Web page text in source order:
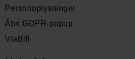
Personoplysninger
Åbn GDPR-popup
ViaBill